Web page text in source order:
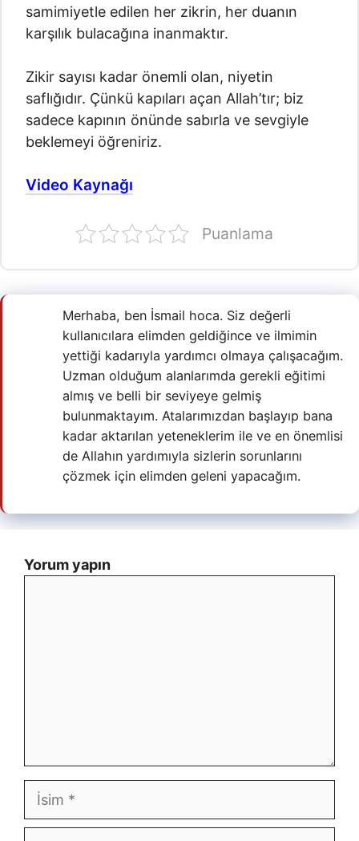
samimiyetle edilen her zikrin, her duanın
karşılık bulacağına inanmaktır.
Zikir sayısı kadar önemli olan, niyetin
saflığıdır. Çünkü kapıları açan Allah’tır; biz
sadece kapının önünde sabırla ve sevgiyle
beklemeyi öğreniriz.
Video Kaynağı
Puanlama
Merhaba, ben İsmail hoca. Siz değerli
kullanıcılara elimden geldiğince ve ilmimin
yettiği kadarıyla yardımcı olmaya çalışacağım.
Uzman olduğum alanlarımda gerekli eğitimi
almış ve belli bir seviyeye gelmiş
bulunmaktayım. Atalarımızdan başlayıp bana
kadar aktarılan yeteneklerim ile ve en önemlisi
de Allahın yardımıyla sizlerin sorunlarını
çözmek için elimden geleni yapacağım.
Yorum yapın
İsim